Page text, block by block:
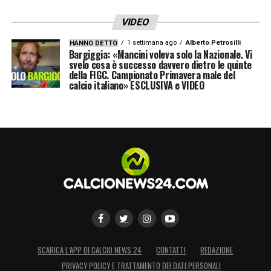
LA PLAYLIST DELLE NOSTRE TOP NEWS
VIDEO
HANNO DETTO 1 settimana ago Alberto Petrosilli
Bargiggia: «Mancini voleva solo la Nazionale. Vi
svelo cosa è successo davvero dietro le quinte
della FIGC. Campionato Primavera male del
calcio italiano» ESCLUSIVA e VIDEO
SCARICA L’APP DI CALCIO NEWS 24 CONTATTI
REDAZIONE
PRIVACY POLICY E TRATTAMENTO DEI DATI PERSONALI